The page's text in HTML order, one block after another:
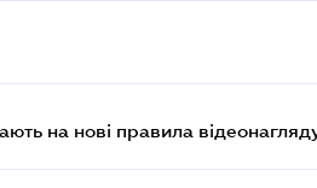
на нові правила